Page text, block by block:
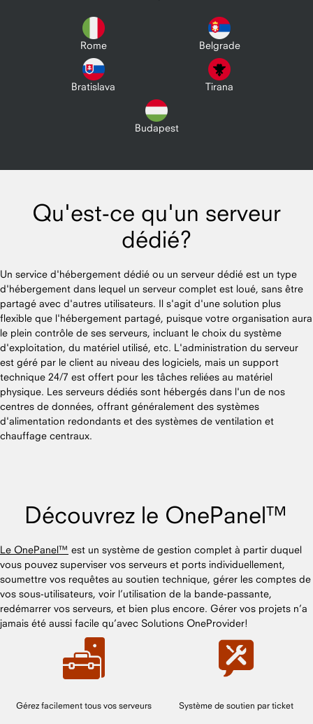
Rome Belgrade
Bratislava Tirana
Budapest
Qu'est-ce qu'un serveur
dédié?
Un service d'hébergement dédié ou un serveur dédié est un type
d'hébergement dans lequel un serveur complet est loué, sans être
partagé avec d'autres utilisateurs. Il s'agit d'une solution plus
flexible que l'hébergement partagé, puisque votre organisation aura
le plein contrôle de ses serveurs, incluant le choix du système
d'exploitation, du matériel utilisé, etc. L'administration du serveur
est géré par le client au niveau des logiciels, mais un support
technique 24/7 est offert pour les tâches reliées au matériel
physique. Les serveurs dédiés sont hébergés dans l'un de nos
centres de données, offrant généralement des systèmes
d'alimentation redondants et des systèmes de ventilation et
chauffage centraux.
Découvrez le OnePanel™
Le OnePanel™ est un système de gestion complet à partir duquel
vous pouvez superviser vos serveurs et ports individuellement,
soumettre vos requêtes au soutien technique, gérer les comptes de
vos sous-utilisateurs, voir l’utilisation de la bande-passante,
redémarrer vos serveurs, et bien plus encore. Gérer vos projets n’a
jamais été aussi facile qu’avec Solutions OneProvider!
Gérez facilement tous vos serveurs Système de soutien par ticket